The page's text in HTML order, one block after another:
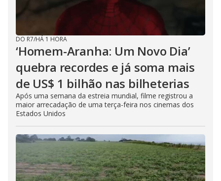
DO R7/HÁ 1 HORA
‘Homem-Aranha: Um Novo Dia’
quebra recordes e já soma mais
de US$ 1 bilhão nas bilheterias
Após uma semana da estreia mundial, filme registrou a
maior arrecadação de uma terça-feira nos cinemas dos
Estados Unidos